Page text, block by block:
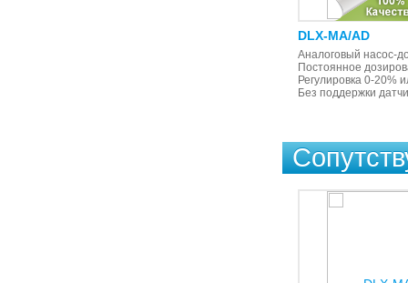
DLX-MA/AD
Аналоговый насос-
Постоянное
Регулировка 0-20%
Без поддержки